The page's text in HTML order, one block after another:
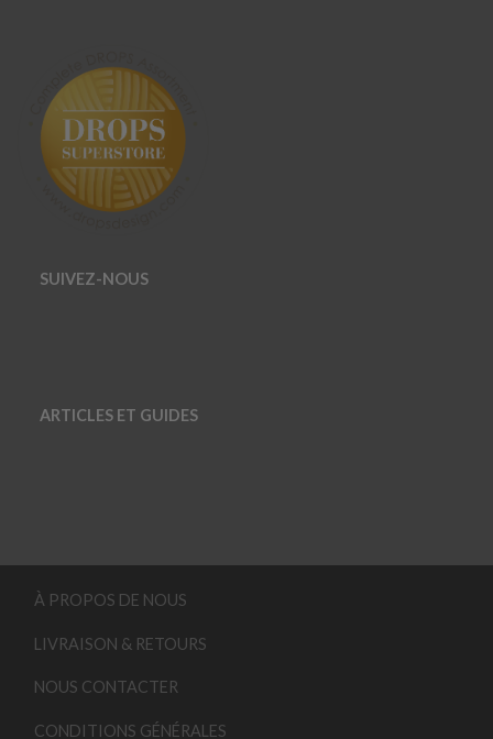
SUIVEZ-NOUS
ARTICLES ET GUIDES
À PROPOS DE NOUS
LIVRAISON & RETOURS
NOUS CONTACTER
CONDITIONS GÉNÉRALES